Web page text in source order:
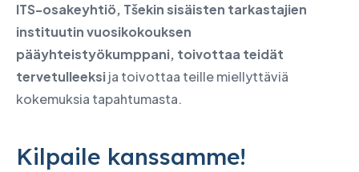
ITS-osakeyhtiö, Tšekin sisäisten tarkastajien
instituutin vuosikokouksen
pääyhteistyökumppani, toivottaa teidät
tervetulleeksija toivottaa teille miellyttäviä
kokemuksia tapahtumasta.
Kilpaile kanssamme!